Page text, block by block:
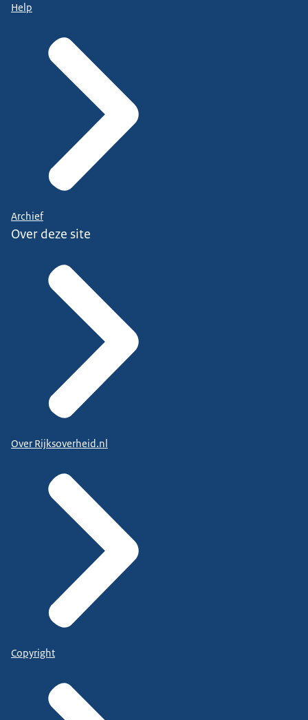
Help
Archief
Over deze site
Over Rijksoverheid.nl
Copyright